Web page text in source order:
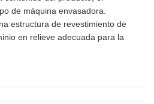
de máquina envasadora.
estructura de revestimiento de
en relieve adecuada para la